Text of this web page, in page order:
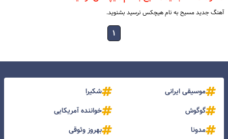
آهنگ جدید مسیح به نام هیچکس نرسید بشنوید.
۱
موسیقی ایرانی
شکیرا
گوگوش
خواننده آمریکایی
مدونا
بهروز وثوقی